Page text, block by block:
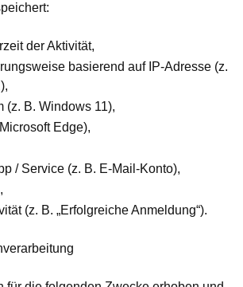
der Aktivität,
basierend auf IP-Adresse (z.
(z. B. Windows 11),
Edge),
/ Service (z. B. E-Mail-Konto),
(z. B. „Erfolgreiche Anmeldung“).